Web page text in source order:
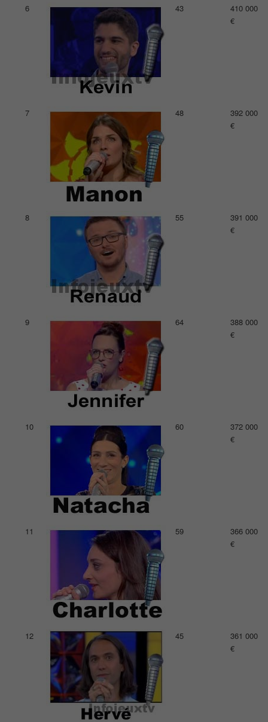
6 43
410 000
€
7 48
392 000
€
8 55
391 000
€
9 64
388 000
€
10 60
372 000
€
11 59
366 000
€
12 45
361 000
€